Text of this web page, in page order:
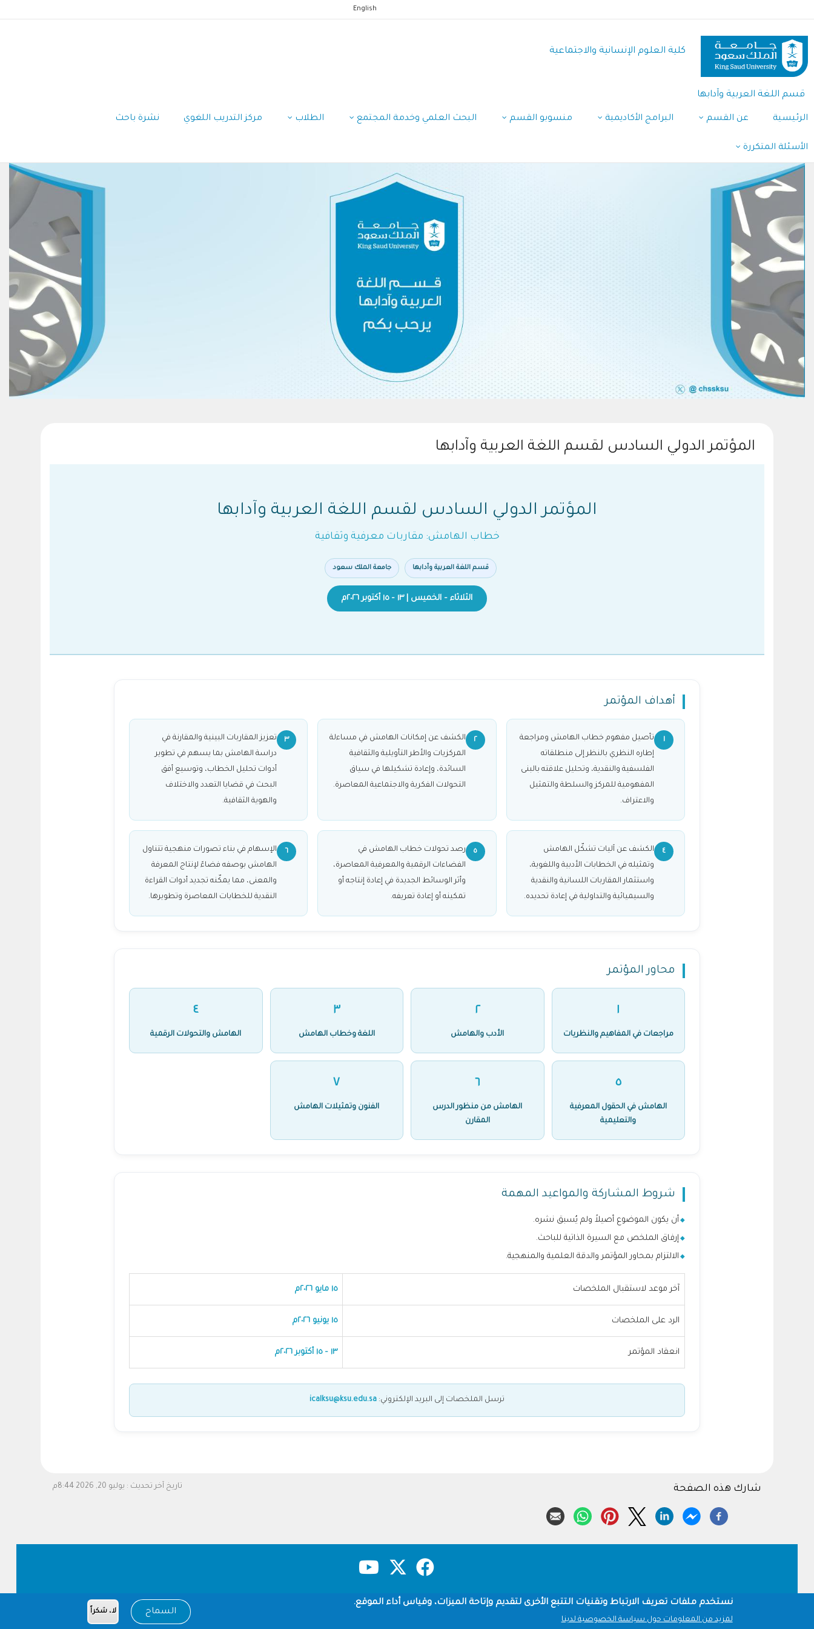
المحتوى
الرئيسي
English
كلية العلوم اﻹنسانية واﻻجتماعية
قسم اللغة العربية وآدابها
الرئيسية عن القسم البرامج الأكاديمية منسوبو القسم البحث العلمي وخدمة المجتمع الطلاب مركز التدريب اللغوي نشرة باحث
الأسئلة المتكررة
المؤتمر الدولي السادس لقسم اللغة العربية وآدابها
المؤتمر الدولي السادس لقسم اللغة العربية وآدابها
خطاب الهامش: مقاربات معرفية وثقافية
قسم اللغة العربية وآدابها جامعة الملك سعود
الثلاثاء – الخميس | ١٣ – ١٥ أكتوبر ٢٠٢٦م
أهداف المؤتمر
١
تأصيل مفهوم خطاب الهامش ومراجعة
إطاره النظري بالنظر إلى منطلقاته
الفلسفية والنقدية، وتحليل علاقته بالبنى
المفهومية للمركز والسلطة والتمثيل
والاعتراف.
٢
الكشف عن إمكانات الهامش في مساءلة
المركزيات والأطر التأويلية والثقافية
السائدة، وإعادة تشكيلها في سياق
التحولات الفكرية والاجتماعية المعاصرة.
٣
تعزيز المقاربات البينية والمقارنة في
دراسة الهامش بما يسهم في تطوير
أدوات تحليل الخطاب، وتوسيع أفق
البحث في قضايا التعدد والاختلاف
والهوية الثقافية.
٤
الكشف عن آليات تشكّل الهامش
وتمثيله في الخطابات الأدبية واللغوية،
واستثمار المقاربات اللسانية والنقدية
والسيميائية والتداولية في إعادة تحديده.
٥
رصد تحولات خطاب الهامش في
الفضاءات الرقمية والمعرفية المعاصرة،
وأثر الوسائط الجديدة في إعادة إنتاجه أو
تمكينه أو إعادة تعريفه.
٦
الإسهام في بناء تصورات منهجية تتناول
الهامش بوصفه فضاءً لإنتاج المعرفة
والمعنى، مما يمكّنه تجديد أدوات القراءة
النقدية للخطابات المعاصرة وتطويرها.
محاور المؤتمر
١
مراجعات في المفاهيم والنظريات
٢
الأدب والهامش
٣
اللغة وخطاب الهامش
٤
الهامش والتحولات الرقمية
٥
الهامش في الحقول المعرفية
والتعليمية
٦
الهامش من منظور الدرس
المقارن
٧
الفنون وتمثيلات الهامش
شروط المشاركة والمواعيد المهمة
أن يكون الموضوع أصيلاً ولم يُسبق نشره.
إرفاق الملخص مع السيرة الذاتية للباحث.
الالتزام بمحاور المؤتمر والدقة العلمية والمنهجية.
آخر موعد لاستقبال الملخصات ١٥ مايو ٢٠٢٦م
الرد على الملخصات ١٥ يونيو ٢٠٢٦م
انعقاد المؤتمر ١٣ – ١٥ أكتوبر ٢٠٢٦م
ترسل الملخصات إلى البريد الإلكتروني: icalksu@ksu.edu.sa
تاريخ آخر تحديث : يوليو 20, 2026 8:44م شارك هذه الصفحة
Footer حقوق النشر سياسة الخصوصية
شروط الاستخدامنستخدم ملفات تعريف الارتباط وتقنيات التتبع الأخرى لتقديم وإتاحة الميزات، وقياس أداء الموقع.
لمزيد من المعلومات حول سياسة الخصوصية لدينا
السماح لا، شكراً